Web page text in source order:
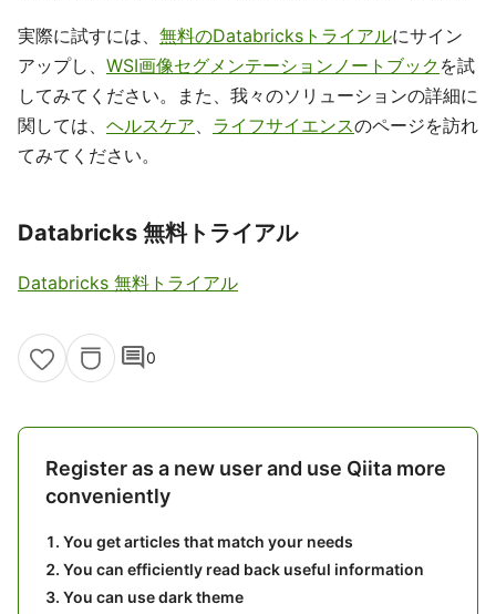
実際に試すには、 無料のDatabricksトライアルにサイン
アップし、 WSI画像セグメンテーションノートブック を試
してみてください。また、我々のソリューションの詳細に
関しては、 ヘルスケア ライフサイエンスのページを訪れ
てみてください。
Databricks 無料トライアル
Databricks 無料トライアル
comment0
Register as a new user and use Qiita more
conveniently
You get articles that match your needs
You can efficiently read back useful information
You can use dark theme